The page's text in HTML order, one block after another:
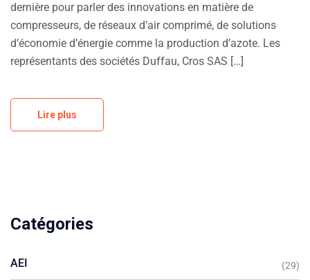
dernière pour parler des innovations en matière de
compresseurs, de réseaux d’air comprimé, de solutions
d’économie d’énergie comme la production d’azote. Les
représentants des sociétés Duffau, Cros SAS […]
Lire plus
Catégories
AEI (29)